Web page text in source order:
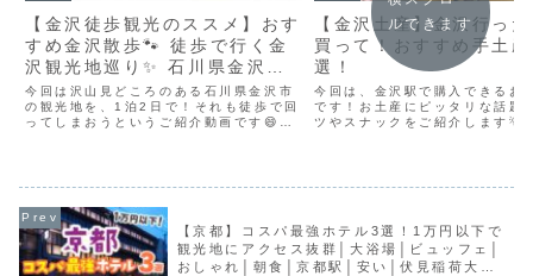
【金沢徒歩観光のススメ】おす
すめ金沢散歩🐾 徒歩で行く金
沢観光地巡り✨️ 石川県金沢市
🦀
今回は沢山見どころのある石川県金沢市
の観光地を、1泊2日で！それも徒歩で回
ってしまおうというご紹介動画です😄金
こら辺に宿泊するべきか...
【金沢土産】金沢行っ
買って！おすすめ手土
選！
今回は、金沢駅で購入できるお
です！お土産にピッタリな話題
ツやスナックをご紹介します💡
ばうれしいです🧸💕---...
ルできます
【京都】コスパ最強ホテル3選！1万円以下で
観光地にアクセス抜群│大浴場│ビュッフェ│
おしゃれ│朝食│京都駅│安い│伏見稲荷大社│